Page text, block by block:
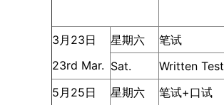
3月23日
23rd Mar.
星期六 笔试
Sat.
Written Test
5月25日
星期六 笔试+口试